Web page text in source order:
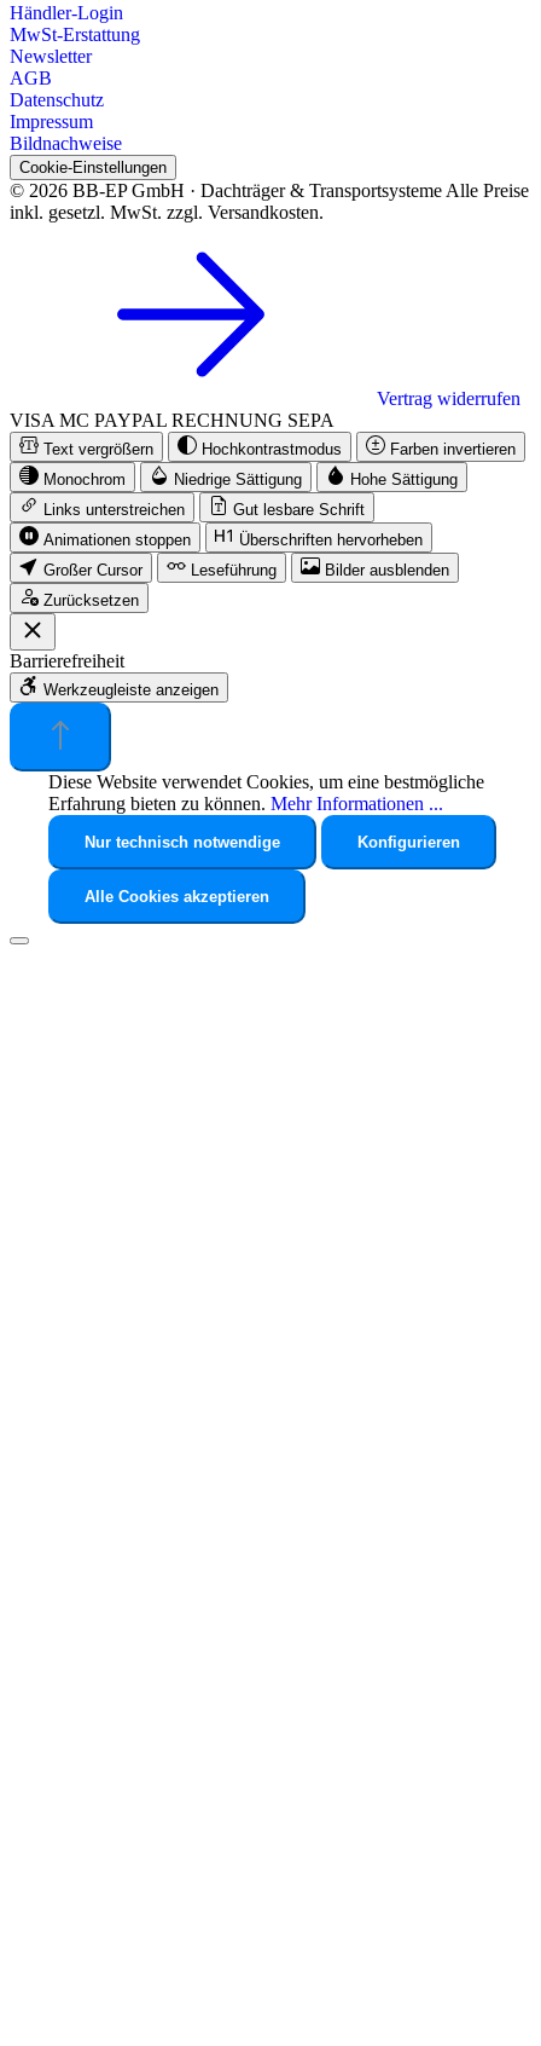
Händler-Login
MwSt-Erstattung
Newsletter
AGB
Datenschutz
Impressum
Bildnachweise
Cookie-Einstellungen
© 2026 BB-EP GmbH · Dachträger & Transportsysteme Alle Preise
inkl. gesetzl. MwSt. zzgl. Versandkosten.
Vertrag widerrufen
VISA MC PAYPAL RECHNUNG SEPA
Text vergrößern Hochkontrastmodus
Farben invertieren
Monochrom
Niedrige Sättigung
Hohe Sättigung
Links unterstreichen
Gut lesbare Schrift
Animationen stoppen
Überschriften hervorheben
Großer Cursor
Leseführung
Bilder ausblenden
Zurücksetzen
Barrierefreiheit
Werkzeugleiste anzeigen
Diese Website verwendet Cookies, um eine bestmögliche
Erfahrung bieten zu können. Mehr Informationen ...
Nur technisch notwendige Konfigurieren
Alle Cookies akzeptieren